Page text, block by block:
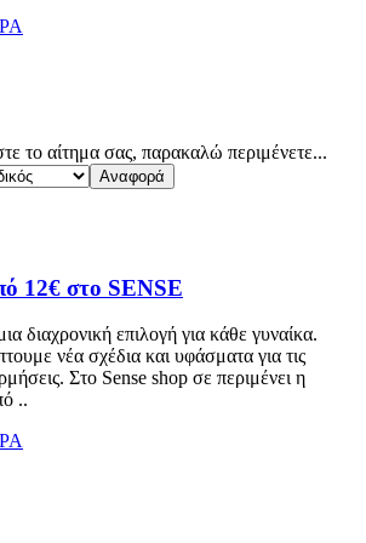
το αίτημα σας, παρακαλώ περιμένετε...
12€ στο SENSE
διαχρονική επιλογή για κάθε γυναίκα.
νέα σχέδια και υφάσματα για τις
Στο Sense shop σε περιμένει η
..